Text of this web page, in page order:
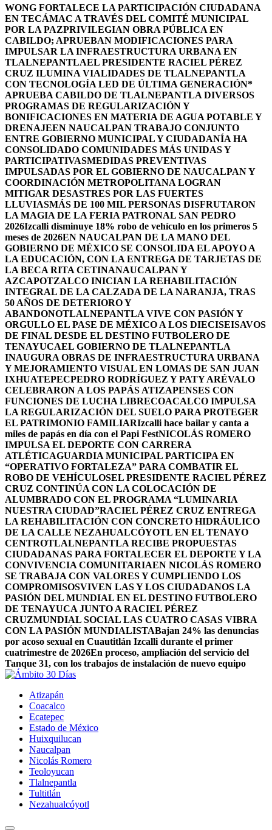
WONG FORTALECE LA PARTICIPACIÓN CIUDADANA
EN TECÁMAC A TRAVÉS DEL COMITÉ MUNICIPAL
POR LA PAZPRIVILEGIAN OBRA PÚBLICA EN
CABILDO; APRUEBAN MODIFICACIONES PARA
IMPULSAR LA INFRAESTRUCTURA URBANA EN
TLALNEPANTLAEL PRESIDENTE RACIEL PÉREZ
CRUZ ILUMINA VIALIDADES DE TLALNEPANTLA
CON TECNOLOGÍA LED DE ÚLTIMA GENERACIÓN*
APRUEBA CABILDO DE TLALNEPANTLA DIVERSOS
PROGRAMAS DE REGULARIZACIÓN Y
BONIFICACIONES EN MATERIA DE AGUA POTABLE Y
DRENAJEEN NAUCALPAN TRABAJO CONJUNTO
ENTRE GOBIERNO MUNICIPAL Y CIUDADANÍA HA
CONSOLIDADO COMUNIDADES MÁS UNIDAS Y
PARTICIPATIVASMEDIDAS PREVENTIVAS
IMPULSADAS POR EL GOBIERNO DE NAUCALPAN Y
COORDINACIÓN METROPOLITANA LOGRAN
MITIGAR DESASTRES POR LAS FUERTES
LLUVIASMÁS DE 100 MIL PERSONAS DISFRUTARON
LA MAGIA DE LA FERIA PATRONAL SAN PEDRO
2026Izcalli disminuye 18% robo de vehículo en los primeros 5
meses de 2026EN NAUCALPAN DE LA MANO DEL
GOBIERNO DE MÉXICO SE CONSOLIDA EL APOYO A
LA EDUCACIÓN, CON LA ENTREGA DE TARJETAS DE
LA BECA RITA CETINANAUCALPAN Y
AZCAPOTZALCO INICIAN LA REHABILITACIÓN
INTEGRAL DE LA CALZADA DE LA NARANJA, TRAS
50 AÑOS DE DETERIORO Y
ABANDONOTLALNEPANTLA VIVE CON PASIÓN Y
ORGULLO EL PASE DE MÉXICO A LOS DIECISEISAVOS
DE FINAL DESDE EL DESTINO FUTBOLERO DE
TENAYUCAEL GOBIERNO DE TLALNEPANTLA
INAUGURA OBRAS DE INFRAESTRUCTURA URBANA
Y MEJORAMIENTO VISUAL EN LOMAS DE SAN JUAN
IXHUATEPECPEDRO RODRÍGUEZ Y PATY ARÉVALO
CELEBRARON A LOS PAPÁS ATIZAPENSES CON
FUNCIONES DE LUCHA LIBRECOACALCO IMPULSA
LA REGULARIZACIÓN DEL SUELO PARA PROTEGER
EL PATRIMONIO FAMILIARIzcalli hace bailar y canta a
miles de papás en día con el Papi FestNICOLÁS ROMERO
IMPULSA EL DEPORTE CON CARRERA
ATLÉTICAGUARDIA MUNICIPAL PARTICIPA EN
“OPERATIVO FORTALEZA” PARA COMBATIR EL
ROBO DE VEHÍCULOSEL PRESIDENTE RACIEL PÉREZ
CRUZ CONTINÚA CON LA COLOCACIÓN DE
ALUMBRADO CON EL PROGRAMA “LUMINARIA
NUESTRA CIUDAD”RACIEL PÉREZ CRUZ ENTREGA
LA REHABILITACIÓN CON CONCRETO HIDRÁULICO
DE LA CALLE NEZAHUALCÓYOTL EN EL TENAYO
CENTROTLALNEPANTLA RECIBE PROPUESTAS
CIUDADANAS PARA FORTALECER EL DEPORTE Y LA
CONVIVENCIA COMUNITARIAEN NICOLÁS ROMERO
SE TRABAJA CON VALORES Y CUMPLIENDO LOS
COMPROMISOSVIVEN LAS Y LOS CIUDADANOS LA
PASIÓN DEL MUNDIAL EN EL DESTINO FUTBOLERO
DE TENAYUCA JUNTO A RACIEL PÉREZ
CRUZMUNDIAL SOCIAL LAS CUATRO CASAS VIBRA
CON LA PASIÓN MUNDIALISTABajan 24% las denuncias
por acoso sexual en Cuautitlán Izcalli durante el primer
cuatrimestre de 2026En proceso, ampliación del servicio del
Tanque 31, con los trabajos de instalación de nuevo equipo
Atizapán
Coacalco
Ecatepec
Estado de México
Huixquilucan
Naucalpan
Nicolás Romero
Teoloyucan
Tlalnepantla
Tultitlán
Nezahualcóyotl